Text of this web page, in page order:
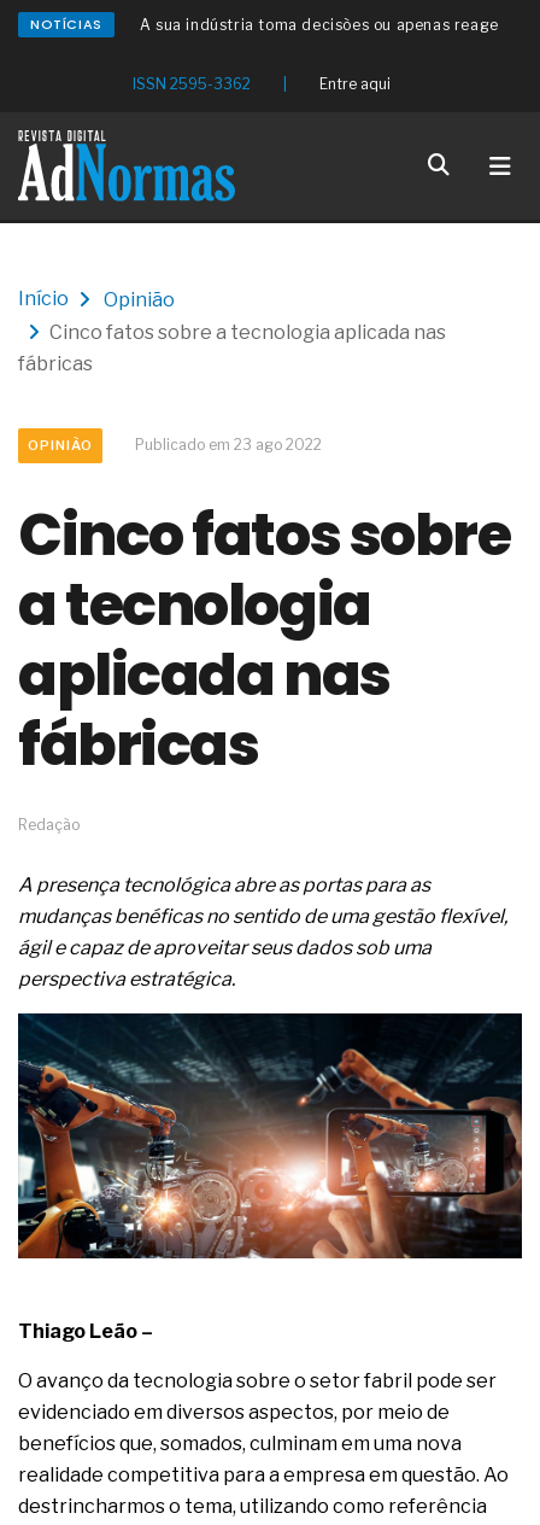
NOTÍCIAS
A sua indústria toma decisões ou apenas reage
Os serviços de reciclagem profunda a frio in situ
tentar criar uma reserva de mercado sobre as
NBR ISO
Os critérios médicos da síndrome metabólica
A prevenção clínica da coceira no ânus
crônica
As causas médicas da queda dos cabelos ou
hidráulicas de concreto de obras
morte precoce e melhora o metabolismo
O desenvolvimento de indicadores nas atividades
de governança das organizações
O desenho industrial ganha espaço como
estratégia competitiva nas empresas
As variações dimensionais dos produtos de
materiais cimentícios com fibra de vidro
A próxima vantagem competitiva não está no
A IA elevou a régua do comprador B2B e a venda
complexa ficou ainda mais humana
A sua indústria toma decisões ou apenas reage
aos problemas?
Os serviços de reciclagem profunda a frio in situ
com emulsão asfáltica
Os gestores da ABNT litigam de má-fé para
tentar criar uma reserva de mercado sobre as
NBR ISO
Os critérios médicos da síndrome metabólica
A prevenção clínica da coceira no ânus
Os sintomas clínicos do teratoma de ovário
O tratamento médico da síndrome da fadiga
crônica
As causas médicas da queda dos cabelos ou
calvície
Quando a gestão é o obstáculo para o resultado
morte precoce e melhora o metabolismo
de governança das organizações
O desenho industrial ganha espaço como
estratégia competitiva nas empresas
As variações dimensionais dos produtos de
ISSN 2595-3362 Entre aqui
Início
Opinião
Cinco fatos sobre a tecnologia aplicada nas
fábricas
OPINIÃO Publicado em 23 ago 2022
Cinco fatos sobre
a tecnologia
aplicada nas
fábricas
Redação
A presença tecnológica abre as portas para as
mudanças benéficas no sentido de uma gestão flexível,
ágil e capaz de aproveitar seus dados sob uma
perspectiva estratégica.
Thiago Leão –
O avanço da tecnologia sobre o setor fabril pode ser
evidenciado em diversos aspectos, por meio de
benefícios que, somados, culminam em uma nova
realidade competitiva para a empresa em questão. Ao
destrincharmos o tema, utilizando como referência